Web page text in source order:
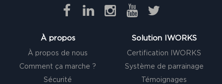
À propos
À propos de nous
Comment ça marche ?
Sécurité
Solution IWORKS
Certification IWORKS
Système de parrainage
Témoignages